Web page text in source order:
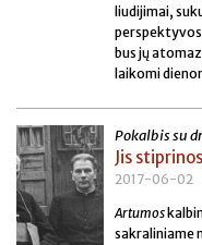
liudijimai,
bus jų
laikomi
Pokalbis su
Jis
2017-06-02
Artumos
sakraliniame